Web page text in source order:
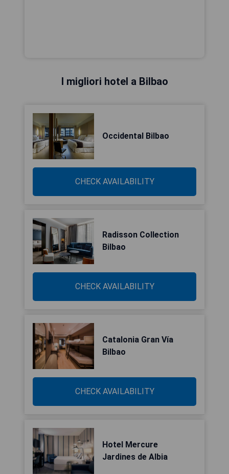
I migliori hotel a Bilbao
Occidental Bilbao
CHECK AVAILABILITY
Radisson Collection
Bilbao
CHECK AVAILABILITY
Catalonia Gran Vía
Bilbao
CHECK AVAILABILITY
Hotel Mercure
Jardines de Albia